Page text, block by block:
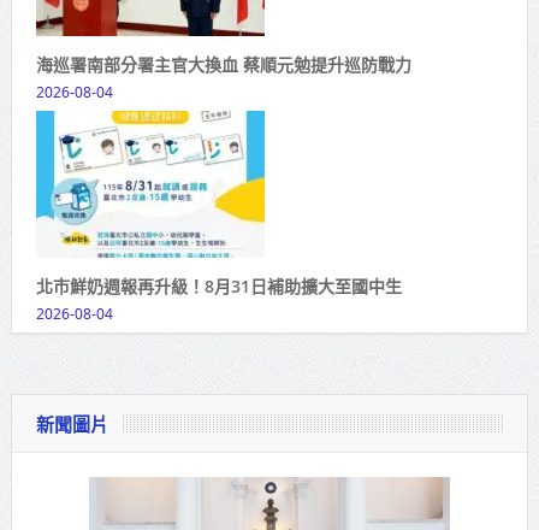
海巡署南部分署主官大換血 蔡順元勉提升巡防戰力
2026-08-04
北市鮮奶週報再升級！8月31日補助擴大至國中生
2026-08-04
新聞圖片